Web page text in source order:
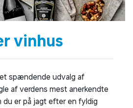
vinhus
spændende udvalg af
af verdens mest anerkendte
du er på jagt efter en fyldig